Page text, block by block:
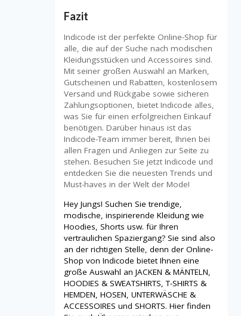
Fazit
Indicode ist der perfekte Online-Shop für
alle, die auf der Suche nach modischen
Kleidungsstücken und Accessoires sind.
Mit seiner großen Auswahl an Marken,
Gutscheinen und Rabatten, kostenlosem
Versand und Rückgabe sowie sicheren
Zahlungsoptionen, bietet Indicode alles,
was Sie für einen erfolgreichen Einkauf
benötigen. Darüber hinaus ist das
Indicode-Team immer bereit, Ihnen bei
allen Fragen und Anliegen zur Seite zu
stehen. Besuchen Sie jetzt Indicode und
entdecken Sie die neuesten Trends und
Must-haves in der Welt der Mode!
Hey Jungs! Suchen Sie trendige,
modische, inspirierende Kleidung wie
Hoodies, Shorts usw. für Ihren
vertraulichen Spaziergang? Sie sind also
an der richtigen Stelle, denn der Online-
Shop von Indicode bietet Ihnen eine
große Auswahl an JACKEN & MÄNTELN,
HOODIES & SWEATSHIRTS, T-SHIRTS &
HEMDEN, HOSEN, UNTERWÄSCHE &
ACCESSOIRES und SHORTS. Hier finden